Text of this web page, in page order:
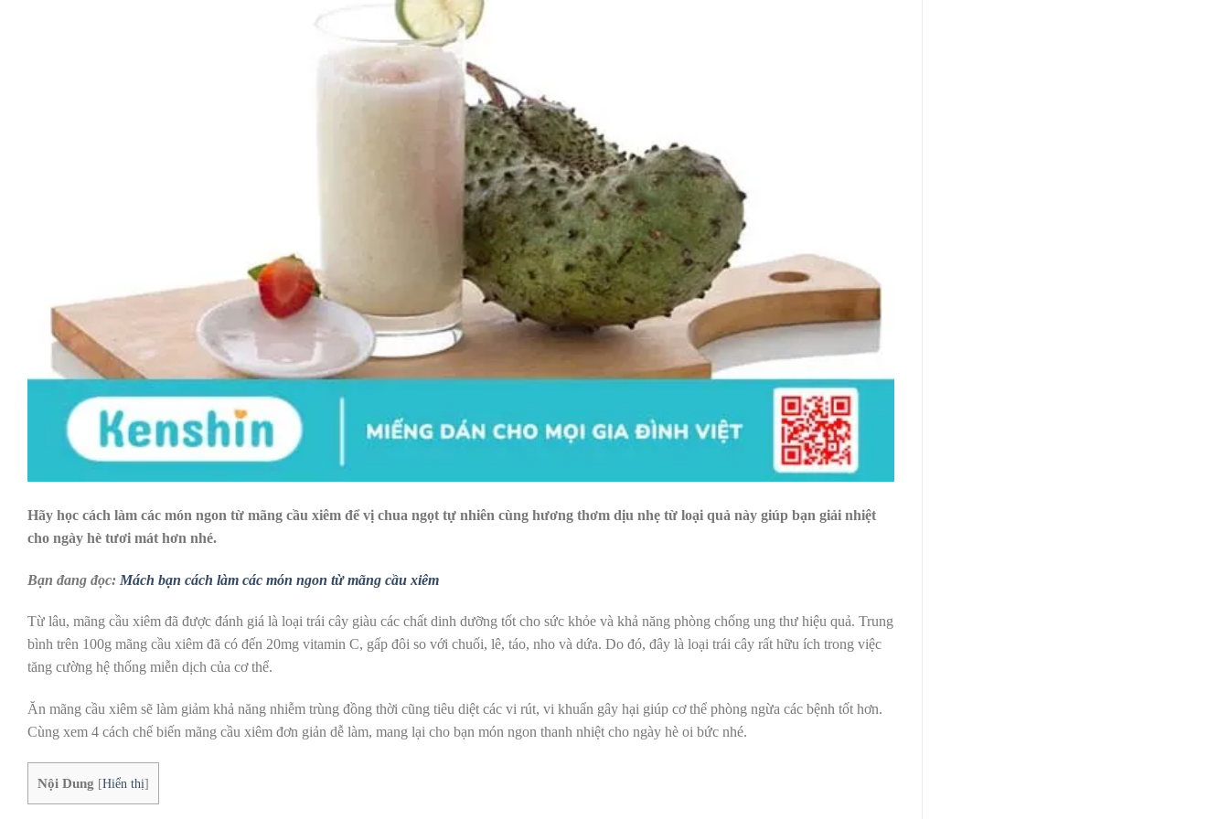
Hãy học cách làm các món ngon từ mãng cầu xiêm đểvị chua ngọt tự nhiên cùng hương thơm dịu nhẹ từ loại quả này giúp bạn giải nhiệt
cho ngày hè tươi mát hơn nhé.
Bạn đang đọc: Mách bạn cách làm các món ngon từ mãng cầu xiêm
Từ lâu, mãng cầu xiêm đã được đánh giá là loại trái cây giàu các chất dinh dưỡng tốt cho sức khỏe và khả năng phòng chống ung thư hiệu quả. Trung
bình trên 100g mãng cầu xiêm đã có đến 20mg vitamin C, gấp đôi so với chuối, lê, táo, nho và dứa. Do đó, đây là loại trái cây rất hữu ích trong việc
tăng cường hệ thống miễn dịch của cơ thể.
Ăn mãng cầu xiêm sẽ làm giảm khả năng nhiễm trùng đồng thời cũng tiêu diệt các vi rút, vi khuẩn gây hại giúp cơ thể phòng ngừa các bệnh tốt hơn.
Cùng xem 4 cách chế biến mãng cầu xiêm đơn giản dễ làm, mang lại cho bạn món ngon thanh nhiệt cho ngày hè oi bức nhé.
Nội Dung [Hiển thị]